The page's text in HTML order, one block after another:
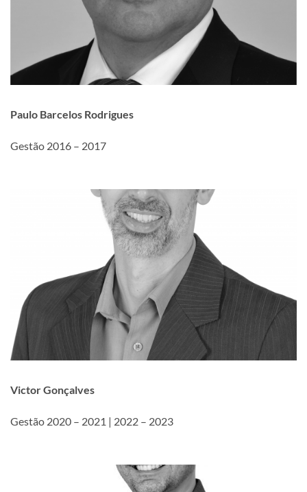
Paulo Barcelos Rodrigues
Gestão 2016 – 2017
Victor Gonçalves
Gestão 2020 – 2021 | 2022 – 2023